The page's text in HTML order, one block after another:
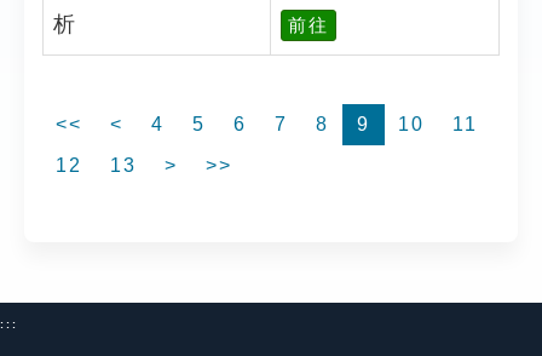
析 前往
<< < 4 5 6 7 8 9 10
11
12
13 > >>
:::